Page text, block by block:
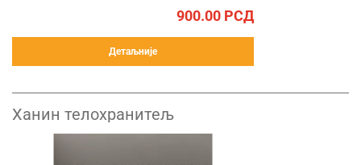
900.00 РСД
Детаљније
Ханин телохранитељ